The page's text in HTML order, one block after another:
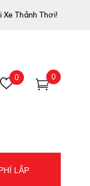
Xe Thảnh Thơi!
0 0
LẮP